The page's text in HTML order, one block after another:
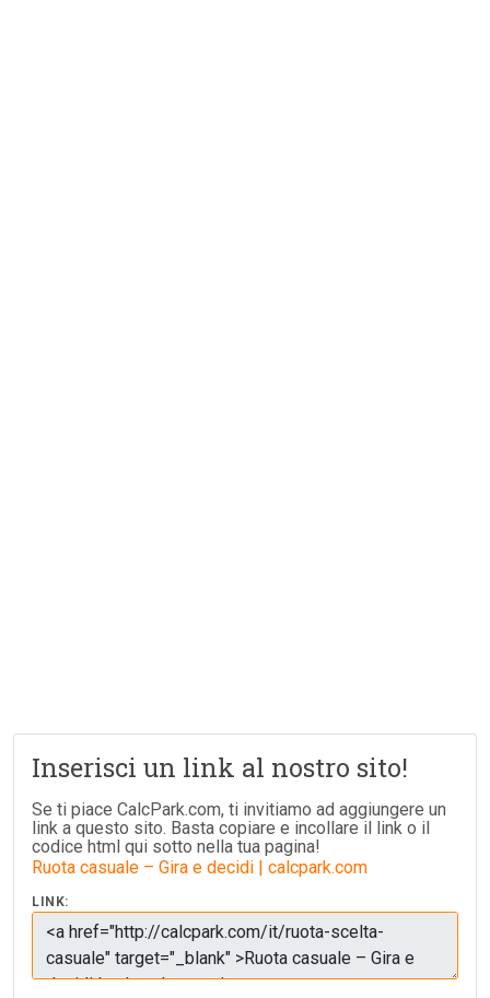
Inserisci un link al nostro sito!
Se ti piace CalcPark.com, ti invitiamo ad aggiungere un
link a questo sito. Basta copiare e incollare il link o il
codice html qui sotto nella tua pagina!
Ruota casuale – Gira e decidi | calcpark.com
LINK: